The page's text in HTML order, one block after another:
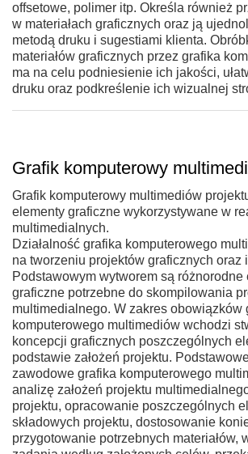
offsetowe, polimer itp. Określa również
w materiałach graficznych oraz ją
metodą druku i sugestiami klienta.
materiałów graficznych przez grafika
ma na celu podniesienie ich jakości,
druku oraz podkreślenie ich wizualnej
Grafik komputerowy
Grafik komputerowy multimediów
elementy graficzne wykorzystywane w
multimedialnych.
Działalność grafika komputerowego
na tworzeniu projektów graficznych oraz
Podstawowym wytworem są różnorodne
graficzne potrzebne do skompilowania
multimedialnego. W zakres obowiązków
komputerowego multimediów wchodzi
koncepcji graficznych poszczególnych
podstawie założeń projektu.
zawodowe grafika komputerowego
analizę założeń projektu
projektu, opracowanie poszczególnych
składowych projektu, dostosowanie
przygotowanie potrzebnych materiałów,